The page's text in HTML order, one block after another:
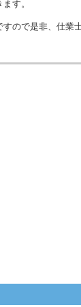
す。
ので是非、仕業